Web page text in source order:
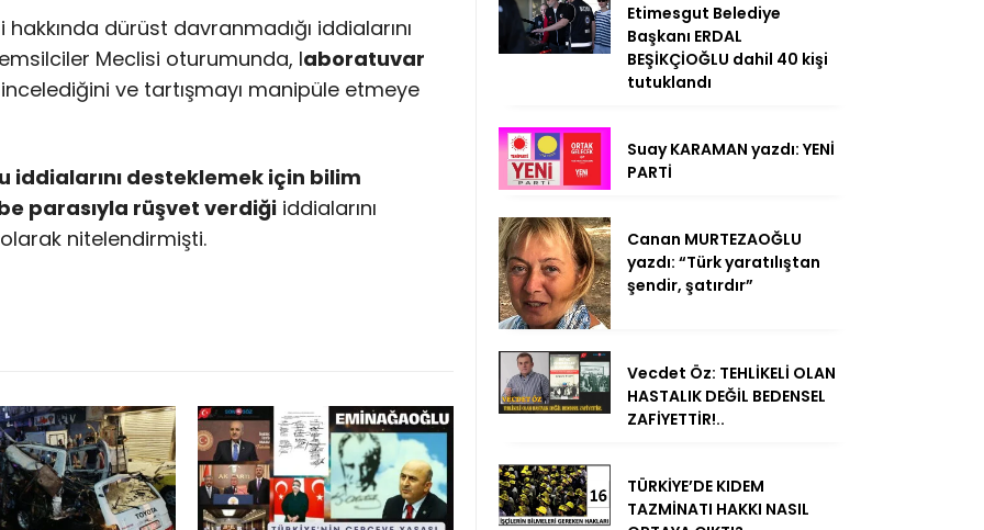
hakkında dürüst davranmadığı iddialarını
Meclisi oturumunda, laboratuvar
ve tartışmayı manipüle etmeye
iddialarını desteklemek için bilim
parasıyla rüşvet verdiği iddialarını
nitelendirmişti.
Etimesgut Belediye
Başkanı ERDAL
BEŞİKÇİOĞLU dahil 40 kişi
tutuklandı
Suay KARAMAN yazdı: YENİ
PARTİ
Canan MURTEZAOĞLU
yazdı: “Türk yaratılıştan
şendir, şatırdır”
Vecdet Öz: TEHLİKELİ OLAN
HASTALIK DEĞİL BEDENSEL
ZAFİYETTİR!..
TÜRKİYE’DE KIDEM
TAZMİNATI HAKKI NASIL